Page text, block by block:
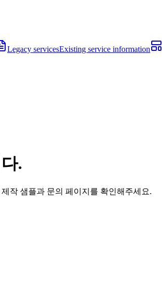
Legacy servicesExisting service information
.
작 샘플과 문의 페이지를 확인해주세요.